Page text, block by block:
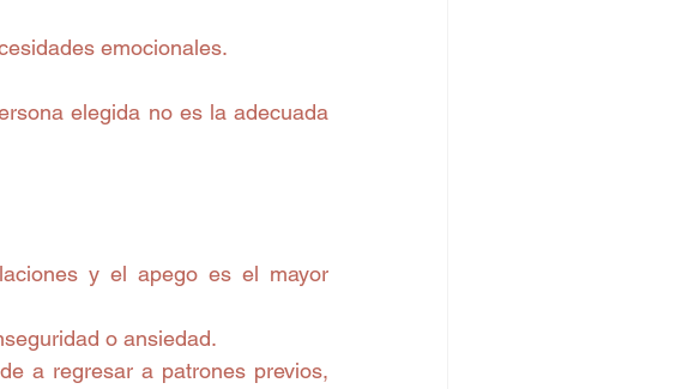
emocionales.
elegida no es la adecuada
y el apego es el mayor
o ansiedad.
a regresar a patrones previos,